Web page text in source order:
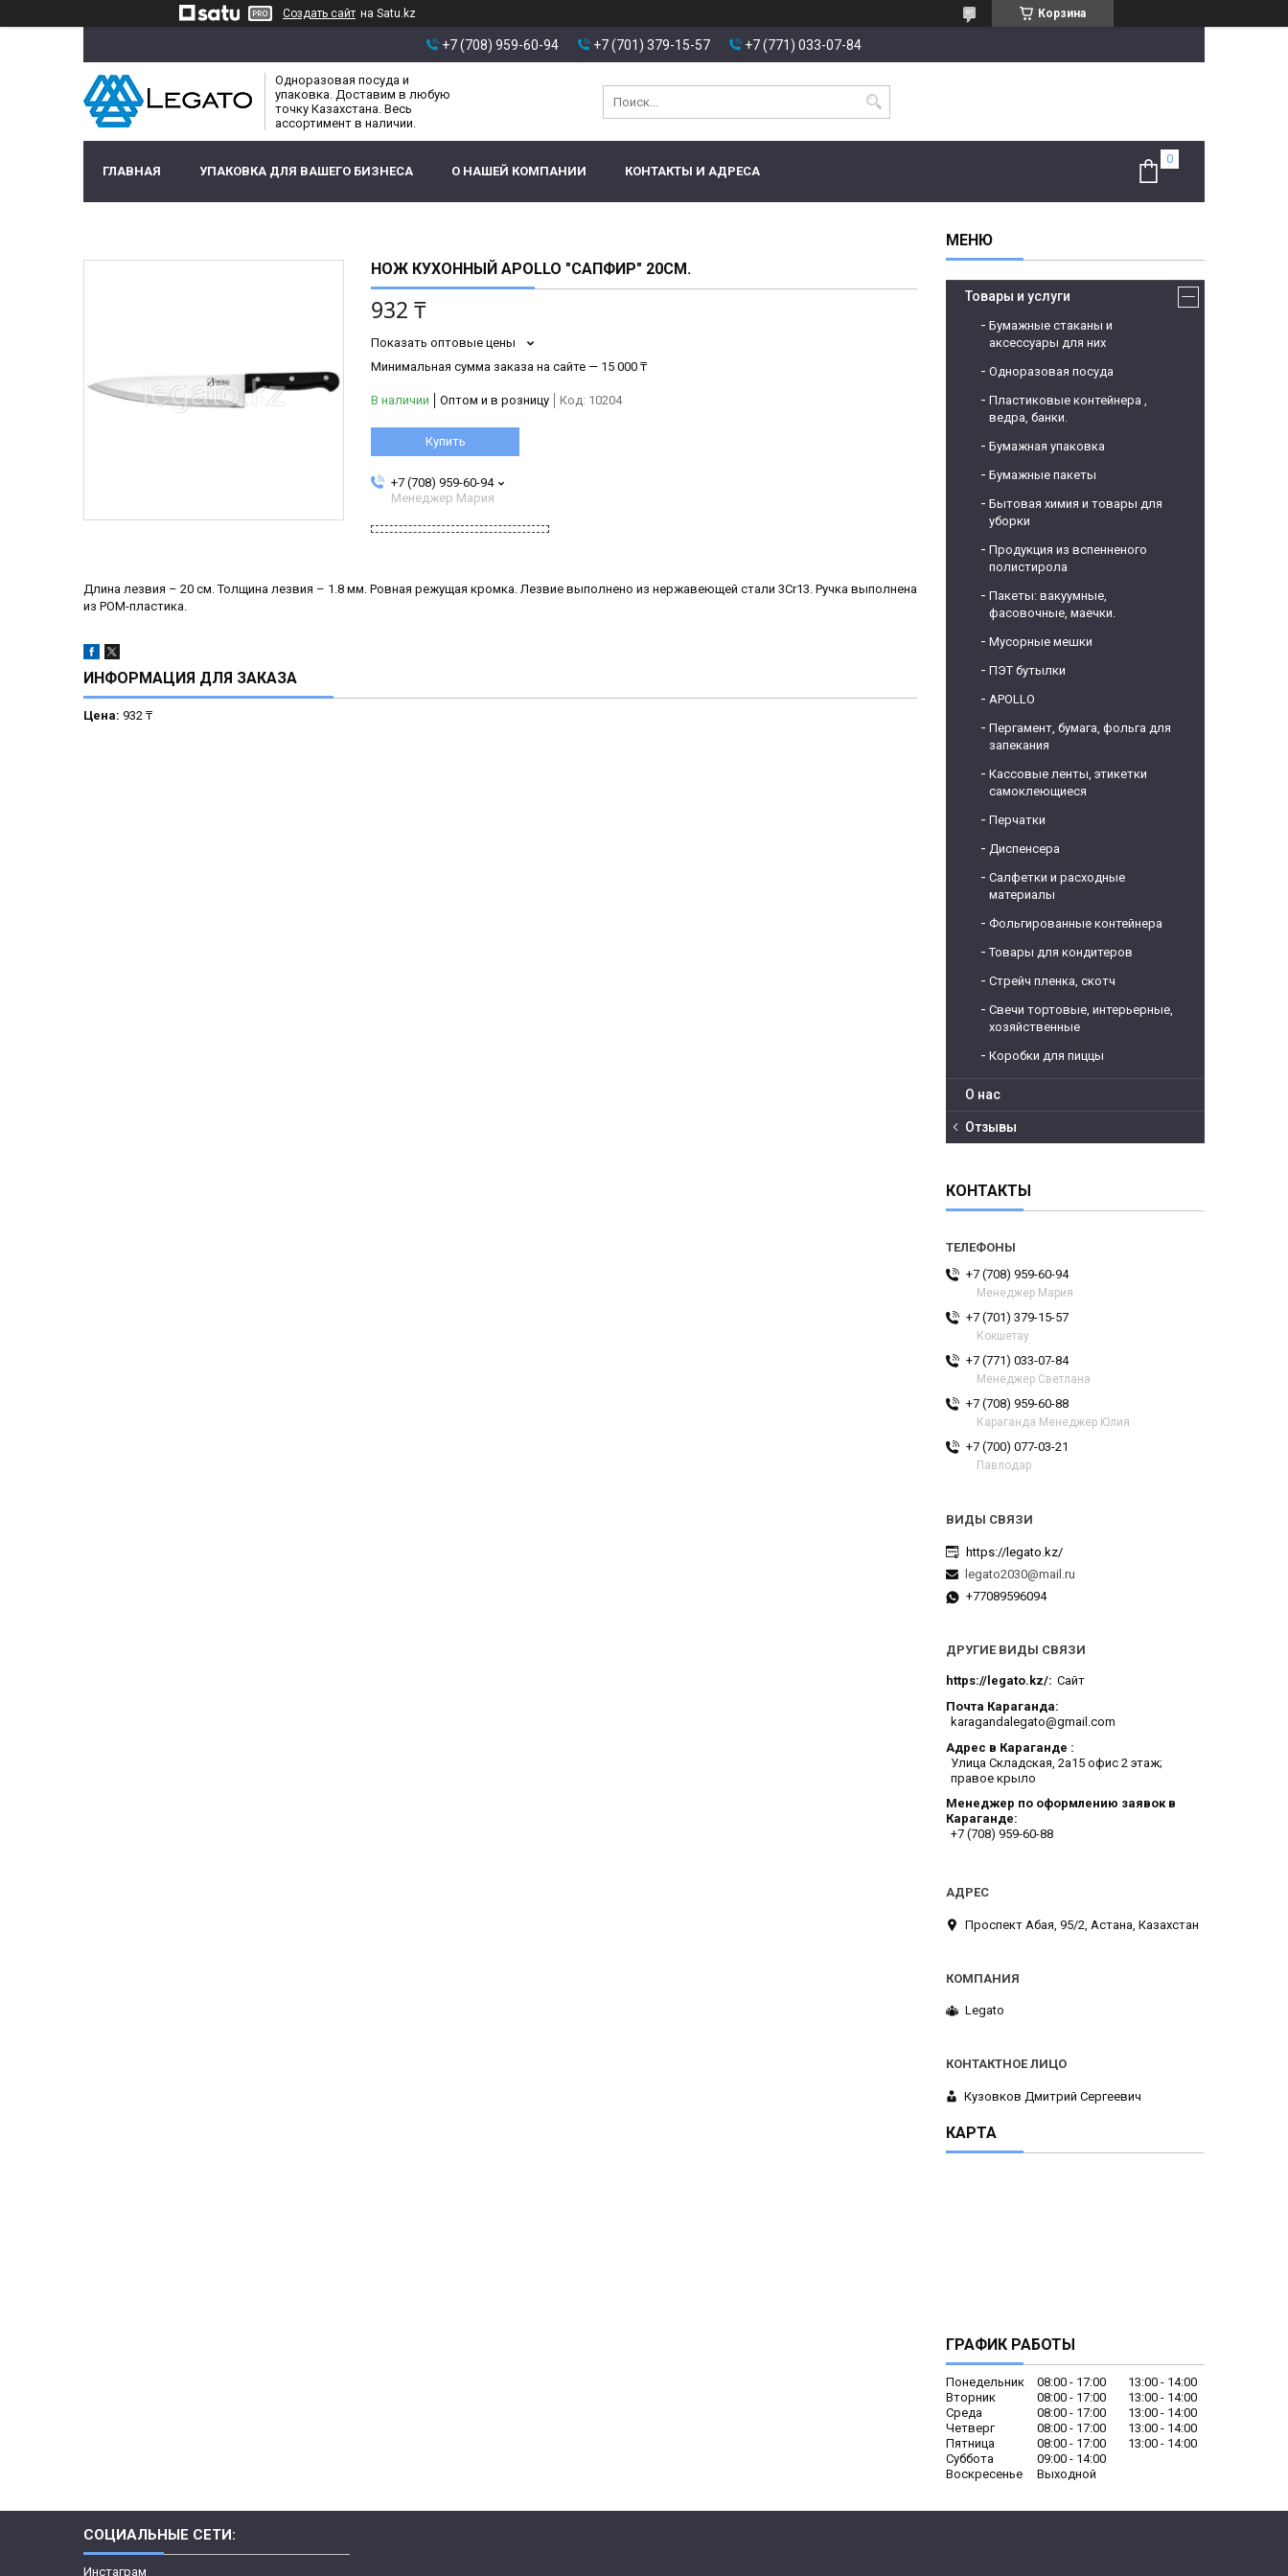
Создать сайт на Satu.kz Корзина
+7 (708) 959-60-94 +7 (701) 379-15-57 +7 (771) 033-07-84
Одноразовая посуда и
упаковка. Доставим в любую
точку Казахстана. Весь
ассортимент в наличии.
ГЛАВНАЯ УПАКОВКА ДЛЯ ВАШЕГО БИЗНЕСА О НАШЕЙ КОМПАНИИ КОНТАКТЫ И АДРЕСА
НОЖ КУХОННЫЙ APOLLO "САПФИР" 20СМ.
932 ₸
Показать оптовые цены
Минимальная сумма заказа на сайте — 15 000 ₸
В наличии Оптом и в розницу Код: 10204
Купить
+7 (708) 959-60-94
Менеджер Мария
Длина лезвия – 20 см. Толщина лезвия – 1.8 мм. Ровная режущая кромка. Лезвие выполнено из нержавеющей стали 3Cr13. Ручка выполнена
из POM-пластика.
ИНФОРМАЦИЯ ДЛЯ ЗАКАЗА
Цена: 932 ₸
Товары и услуги
Бумажные стаканы и
аксессуары для них
Одноразовая посуда
Пластиковые контейнера ,
ведра, банки.
Бумажная упаковка
Бумажные пакеты
Бытовая химия и товары для
уборки
Продукция из вспенненого
полистирола
Пакеты: вакуумные,
фасовочные, маечки.
Мусорные мешки
ПЭТ бутылки
APOLLO
Пергамент, бумага, фольга для
запекания
Кассовые ленты, этикетки
самоклеющиеся
Перчатки
Диспенсера
Салфетки и расходные
материалы
Фольгированные контейнера
Товары для кондитеров
Стрейч пленка, скотч
Свечи тортовые, интерьерные,
хозяйственные
Коробки для пиццы
О нас
Отзывы
КОНТАКТЫ
+7 (708) 959-60-94
Менеджер Мария
+7 (701) 379-15-57
Кокшетау
+7 (771) 033-07-84
Менеджер Светлана
+7 (708) 959-60-88
Караганда Менеджер Юлия
+7 (700) 077-03-21
Павлодар
https://legato.kz/
legato2030@mail.ru
+77089596094
ДРУГИЕ ВИДЫ СВЯЗИ
https://legato.kz/ Сайт
Почта Караганда
karagandalegato@gmail.com
Адрес в Караганде
​Улица Складская, 2а​15 офис 2 этаж;
правое крыло
Менеджер по оформлению заявок в
Караганде
+7 (708) 959-60-88
​Проспект Абая, 95/2, Астана, Казахстан
Legato
Кузовков Дмитрий Сергеевич
КАРТА
ГРАФИК РАБОТЫ
Понедельник 08:00 17:00 13:00
14:00
Вторник
08:00 17:00 13:00
14:00
Среда
08:00 17:00 13:00
14:00
Четверг
08:00 17:00 13:00
14:00
Пятница
08:00 17:00 13:00
14:00
Суббота
09:00
14:00
Воскресенье
Выходной
СОЦИАЛЬНЫЕ СЕТИ:
Инстаграм